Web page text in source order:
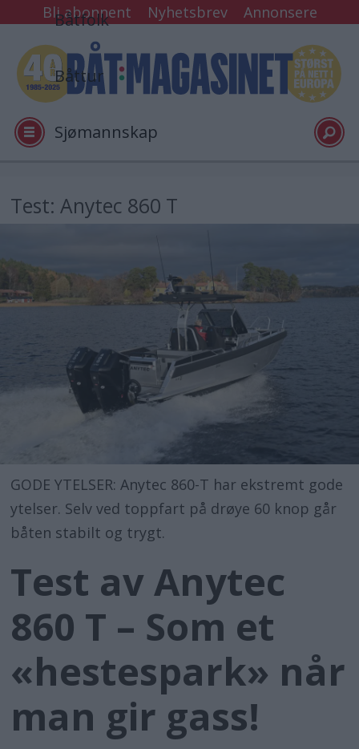
Bli abonnent Nyhetsbrev Annonsere
Båtfolk
Båttur
Sjømannskap
Video
Logg inn
Test: Anytec 860 T
GODE YTELSER: Anytec 860-T har ekstremt gode
ytelser. Selv ved toppfart på drøye 60 knop går
båten stabilt og trygt.
Test av Anytec
860 T – Som et
«hestespark» når
man gir gass!